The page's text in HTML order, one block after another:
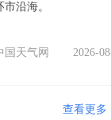
市沿海。
国天气网 2026-
查看更多